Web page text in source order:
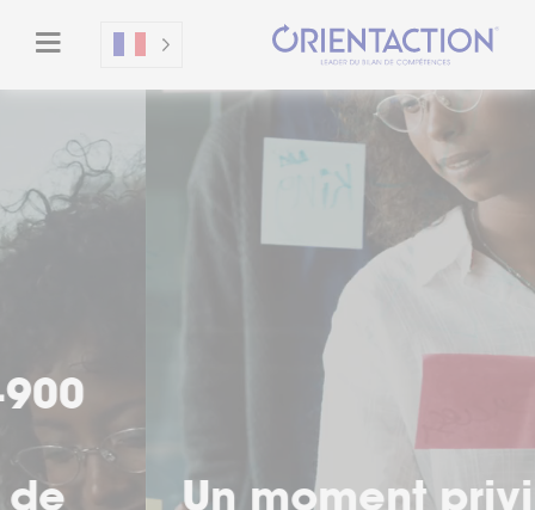
Un moment privilégié